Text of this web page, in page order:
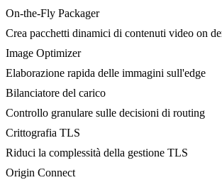
On-the-Fly Packager
Crea pacchetti dinamici di contenuti video on
Image Optimizer
Elaborazione rapida delle immagini sull'edge
Bilanciatore del carico
Controllo granulare sulle decisioni di routing
Crittografia TLS
Riduci la complessità della gestione TLS
Origin Connect